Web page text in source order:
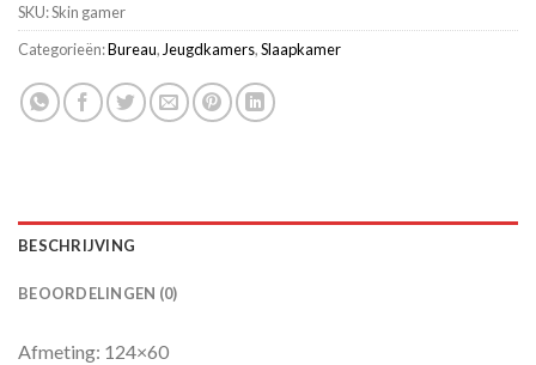
SKU:Skin gamer
Categorieën:Bureau,Jeugdkamers,Slaapkamer
BESCHRIJVING
BEOORDELINGEN (0)
Afmeting: 124×60